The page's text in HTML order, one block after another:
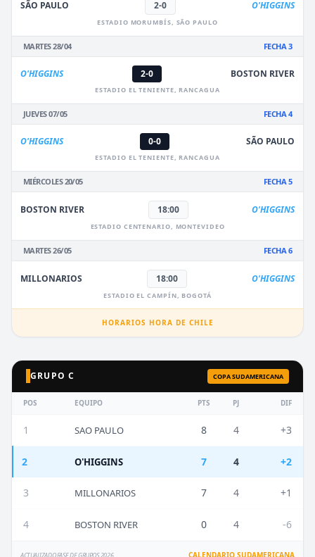
SÃO PAULO 2-0 O'HIGGINS
ESTADIO MORUMBÍS, SÃO PAULO
MARTES 28/04 FECHA 3
O'HIGGINS 2-0 BOSTON RIVER
ESTADIO EL TENIENTE, RANCAGUA
JUEVES 07/05 FECHA 4
O'HIGGINS 0-0 SÃO PAULO
ESTADIO EL TENIENTE, RANCAGUA
MIÉRCOLES 20/05 FECHA 5
BOSTON RIVER 18:00 O'HIGGINS
ESTADIO CENTENARIO, MONTEVIDEO
MARTES 26/05 FECHA 6
MILLONARIOS 18:00 O'HIGGINS
ESTADIO EL CAMPÍN, BOGOTÁ
HORARIOS HORA DE CHILE
GRUPO C COPA SUDAMERICANA
POS EQUIPO PTS PJ DIF
1 SAO PAULO 8 4 +3
2 O'HIGGINS 7 4 +2
3 MILLONARIOS 7 4 +1
4 BOSTON RIVER 0 4 -6
CALENDARIO SUDAMERICANA